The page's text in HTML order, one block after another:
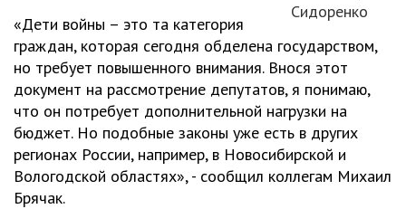
Сидоренко
«Дети войны – это та категория
граждан, которая сегодня обделена государством,
но требует повышенного внимания. Внося этот
документ на рассмотрение депутатов, я понимаю,
что он потребует дополнительной нагрузки на
бюджет. Но подобные законы уже есть в других
регионах России, например, в Новосибирской и
Вологодской областях», - сообщил коллегам Михаил
Брячак.